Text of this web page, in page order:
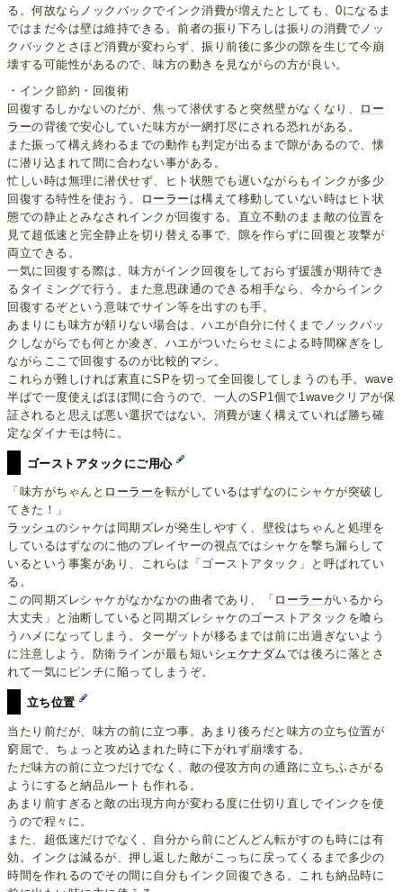
る。何故ならノックバックでインク消費が増えたとしても、0になるま
ではまだ今は壁は維持できる。前者の振り下ろしは振りの消費でノッ
クバックとさほど消費が変わらず、振り前後に多少の隙を生じて今崩
壊する可能性があるので、味方の動きを見ながらの方が良い。
・インク節約・回復術
回復するしかないのだが、焦って潜伏すると突然壁がなくなり、
ロー
ラーの背後で安心していた味方が一網打尽にされる恐れがある。
また振って構え終わるまでの動作も判定が出るまで隙があるので、懐
に潜り込まれて間に合わない事がある。
忙しい時は無理に潜伏せず、ヒト状態でも遅いながらもインクが多少
回復する特性を使おう。
ローラー は構えて移動していない時はヒト状
態での静止とみなされインクが回復する。直立不動のまま敵の位置を
見て超低速と完全静止を切り替える事で、隙を作らずに回復と攻撃が
両立できる。
一気に回復する際は、味方がインク回復をしておらず援護が期待でき
るタイミングで行う。また意思疎通のできる相手なら、今からインク
回復するぞという意味でサイン等を出すのも手。
あまりにも味方が頼りない場合は、ハエが自分に付くまでノックバッ
クしながらでも何とか凌ぎ、ハエがついたらセミによる時間稼ぎをし
ながらここで回復するのが比較的マシ。
これらが難しければ素直にSPを切って全回復してしまうのも手。wave
半ばで一度使えばほぼ間に合うので、一人のSP1個で1waveクリアが保
証されると思えば悪い選択ではない。消費が速く構えていれば勝ち確
定なダイナモは特に。
ゴーストアタックにご用心
「味方がちゃんと ローラーを転がしているはずなのにシャケが突破し
てきた！」
ラッシュのシャケは同期ズレが発生しやすく、壁役はちゃんと処理を
しているはずなのに他のプレイヤーの視点ではシャケを撃ち漏らして
いるという事案があり、これらは「ゴーストアタック」と呼ばれてい
る。
この同期ズレシャケがなかなかの曲者であり、「 ローラーがいるから
大丈夫」と油断していると同期ズレシャケのゴーストアタックを喰ら
うハメになってしまう。ターゲットが移るまでは前に出過ぎないよう
に注意しよう。防衛ラインが最も短いシェケナダムでは後ろに落とさ
れて一気にピンチに陥ってしまうぞ。
立ち位置
当たり前だが、味方の前に立つ事。あまり後ろだと味方の立ち位置が
窮屈で、ちょっと攻め込まれた時に下がれず崩壊する。
ただ味方の前に立つだけでなく、敵の侵攻方向の通路に立ちふさがる
ようにすると納品ルートも作れる。
あまり前すぎると敵の出現方向が変わる度に仕切り直しでインクを使
うので程々に。
また、超低速だけでなく、自分から前にどんどん転がすのも時には有
効。インクは減るが、押し返した敵がこっちに戻ってくるまで多少の
時間を作れるのでその間に自分もインク回復できる。これも納品時に